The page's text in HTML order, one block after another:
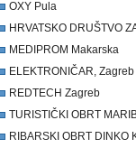
OXY Pula
HRVATSKO DRUŠTVO
MEDIPROM Makarska
ELEKTRONIČAR, Zagreb
REDTECH Zagreb
TURISTIČKI OBRT
RIBARSKI OBRT DINKO